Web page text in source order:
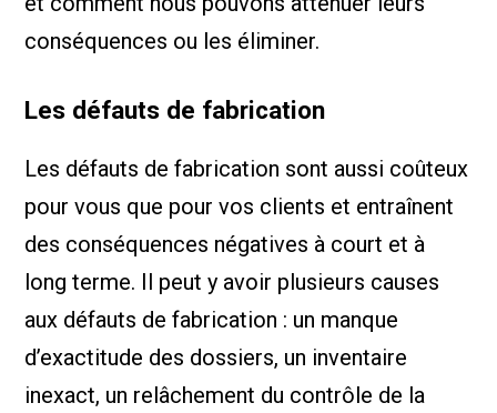
conséquences ou les éliminer.
Les défauts de fabrication
Les défauts de fabrication sont aussi coûteux
pour vous que pour vos clients et entraînent
des conséquences négatives à court et à
long terme. Il peut y avoir plusieurs causes
aux défauts de fabrication : un manque
d’exactitude des dossiers, un inventaire
inexact, un relâchement du contrôle de la